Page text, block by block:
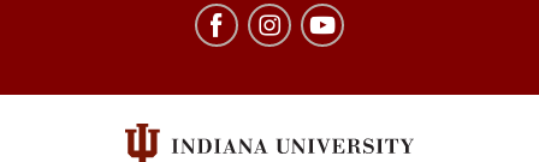
International
resources